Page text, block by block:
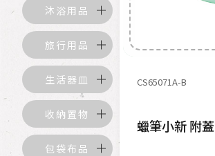
沐浴用品
旅行用品
生活器皿
收納置物
包袋布品
CS65071A-B
蠟筆小新 附